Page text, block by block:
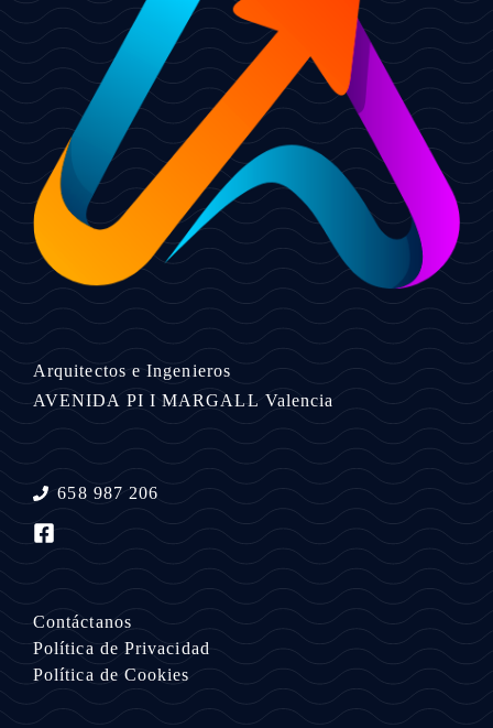
Arquitectos e Ingenieros
AVENIDA PI I MARGALL Valencia
658 987 206
Contáctanos
Política de Privacidad
Política de Cookies